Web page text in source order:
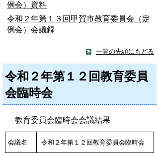
例会）資料
令和２年第１３回甲賀市教育委員会（定
例会）会議録
一覧の先頭にもどる
令和２年第１２回教育委員
会臨時会
教育委員会臨時会会議結果
会議名 令和２年第１２回教育委員会臨時会